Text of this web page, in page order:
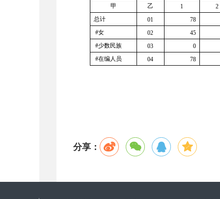
甲
乙 1
2
总计
01
78
#女
02
45
#少数民族
03
0
#在编人员
04 78
分享：